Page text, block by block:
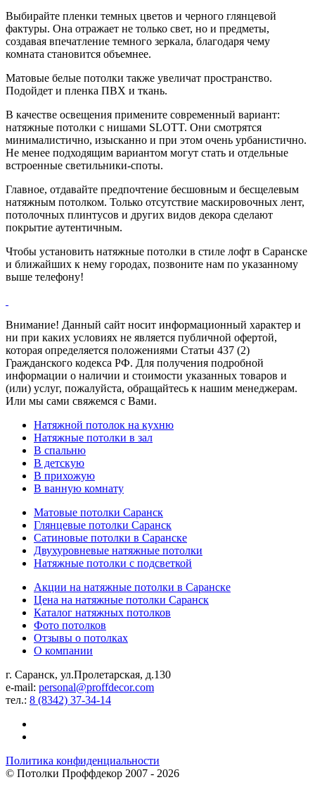
Выбирайте пленки темных цветов и черного глянцевой
фактуры. Она отражает не только свет, но и предметы,
создавая впечатление темного зеркала, благодаря чему
комната становится объемнее.
Матовые белые потолки также увеличат пространство.
Подойдет и пленка ПВХ и ткань.
В качестве освещения примените современный вариант:
натяжные потолки с нишами SLOTT. Они смотрятся
минималистично, изысканно и при этом очень урбанистично.
Не менее подходящим вариантом могут стать и отдельные
встроенные светильники-споты.
Главное, отдавайте предпочтение бесшовным и бесщелевым
натяжным потолком. Только отсутствие маскировочных лент,
потолочных плинтусов и других видов декора сделают
покрытие аутентичным.
Чтобы установить натяжные потолки в стиле лофт в Саранске
и ближайших к нему городах, позвоните нам по указанному
выше телефону!
Внимание! Данный сайт носит информационный характер и
ни при каких условиях не является публичной офертой,
которая определяется положениями Статьи 437 (2)
Гражданского кодекса РФ. Для получения подробной
информации о наличии и стоимости указанных товаров и
(или) услуг, пожалуйста, обращайтесь к нашим менеджерам.
Или мы сами свяжемся с Вами.
Натяжной потолок на кухню
Натяжные потолки в зал
В спальню
В детскую
В прихожую
В ванную комнату
Матовые потолки Саранск
Глянцевые потолки Саранск
Сатиновые потолки в Саранске
Двухуровневые натяжные потолки
Натяжные потолки с подсветкой
Акции на натяжные потолки в Саранске
Цена на натяжные потолки Саранск
Каталог натяжных потолков
Фото потолков
Отзывы о потолках
О компании
г. Саранск, ул.Пролетарская, д.130
e-mail: personal@proffdecor.com
тел.: 8 (8342) 37-34-14
Политика конфиденциальности
© Потолки Проффдекор 2007 - 2026